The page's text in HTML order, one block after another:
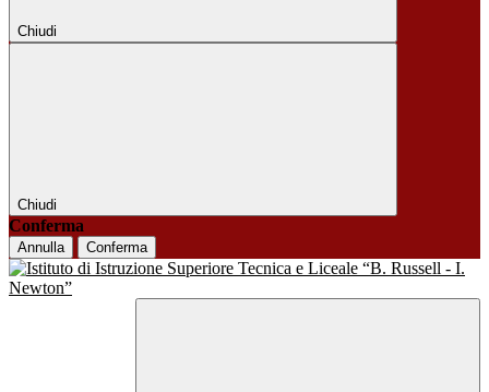
Chiudi
Chiudi
Conferma
Annulla Conferma